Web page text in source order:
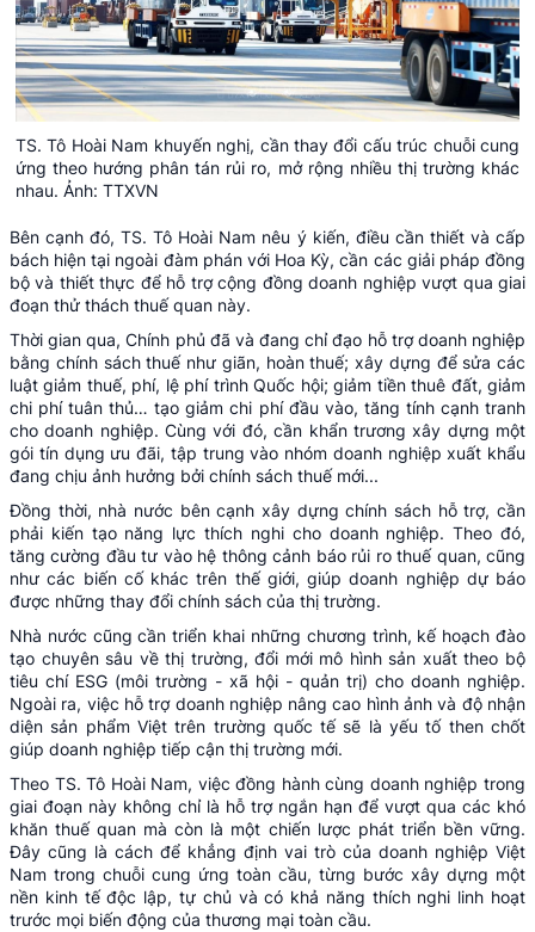
TS. Tô Hoài Nam khuyến nghị, cần thay đổi cấu trúc chuỗi cung
ứng theo hướng phân tán rủi ro, mở rộng nhiều thị trường khác
nhau. Ảnh: TTXVN
Bên cạnh đó, TS. Tô Hoài Nam nêu ý kiến, điều cần thiết và cấp
bách hiện tại ngoài đàm phán với Hoa Kỳ, cần các giải pháp đồng
bộ và thiết thực để hỗ trợ cộng đồng doanh nghiệp vượt qua giai
đoạn thử thách thuế quan này.
Thời gian qua, Chính phủ đã và đang chỉ đạo hỗ trợ doanh nghiệp
bằng chính sách thuế như giãn, hoàn thuế; xây dựng để sửa các
luật giảm thuế, phí, lệ phí trình Quốc hội; giảm tiền thuê đất, giảm
chi phí tuân thủ… tạo giảm chi phí đầu vào, tăng tính cạnh tranh
cho doanh nghiệp. Cùng với đó, cần khẩn trương xây dựng một
gói tín dụng ưu đãi, tập trung vào nhóm doanh nghiệp xuất khẩu
đang chịu ảnh hưởng bởi chính sách thuế mới...
Đồng thời, nhà nước bên cạnh xây dựng chính sách hỗ trợ, cần
phải kiến tạo năng lực thích nghi cho doanh nghiệp. Theo đó,
tăng cường đầu tư vào hệ thông cảnh báo rủi ro thuế quan, cũng
như các biến cố khác trên thế giới, giúp doanh nghiệp dự báo
được những thay đổi chính sách của thị trường.
Nhà nước cũng cần triển khai những chương trình, kế hoạch đào
tạo chuyên sâu về thị trường, đổi mới mô hình sản xuất theo bộ
tiêu chí ESG (môi trường - xã hội - quản trị) cho doanh nghiệp.
Ngoài ra, việc hỗ trợ doanh nghiệp nâng cao hình ảnh và độ nhận
diện sản phẩm Việt trên trường quốc tế sẽ là yếu tố then chốt
giúp doanh nghiệp tiếp cận thị trường mới.
Theo TS. Tô Hoài Nam, việc đồng hành cùng doanh nghiệp trong
giai đoạn này không chỉ là hỗ trợ ngắn hạn để vượt qua các khó
khăn thuế quan mà còn là một chiến lược phát triển bền vững.
Đây cũng là cách để khẳng định vai trò của doanh nghiệp Việt
Nam trong chuỗi cung ứng toàn cầu, từng bước xây dựng một
nền kinh tế độc lập, tự chủ và có khả năng thích nghi linh hoạt
trước mọi biến động của thương mại toàn cầu.